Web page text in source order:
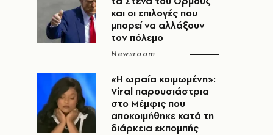
και οι επιλογές που
μπορεί να αλλάξουν
τον πόλεμο
Newsroom
«H ωραία κοιμωμένη»:
Viral παρουσιάστρια
στο Μέμφις που
αποκοιμήθηκε κατά τη
διάρκεια εκπομπής